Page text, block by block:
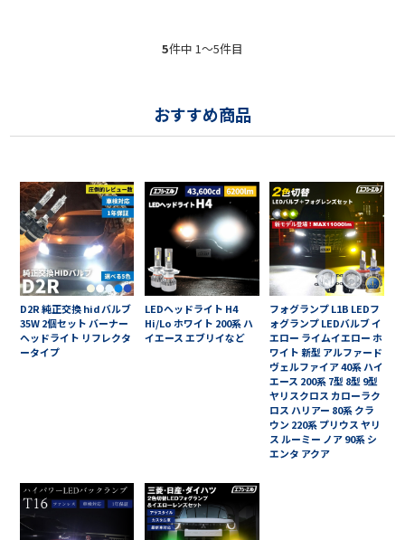
5件中 1〜5件目
おすすめ商品
D2R 純正交換 hid バルブ
35W 2個セット バーナー
ヘッドライト リフレクタ
ータイプ
LEDヘッドライト H4
Hi/Lo ホワイト 200系 ハ
イエース エブリイなど
フォグランプ L1B LEDフ
ォグランプ LEDバルブ イ
エロー ライムイエロー ホ
ワイト 新型 アルファード
ヴェルファイア 40系 ハイ
エース 200系 7型 8型 9型
ヤリスクロス カローラク
ロス ハリアー 80系 クラ
ウン 220系 プリウス ヤリ
ス ルーミー ノア 90系 シ
エンタ アクア